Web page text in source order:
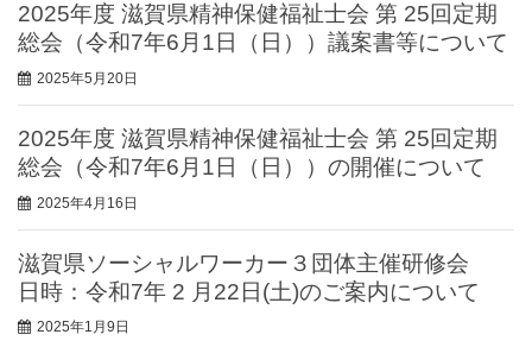
2025年度 滋賀県精神保健福祉士会 第 25回定期
総会（令和7年6月1日（日））議案書等について
2025年5月20日
2025年度 滋賀県精神保健福祉士会 第 25回定期
総会（令和7年6月1日（日））の開催について
2025年4月16日
滋賀県ソーシャルワーカー３団体主催研修会
日時：令和7年 2 ⽉22⽇(⼟)のご案内について
2025年1月9日